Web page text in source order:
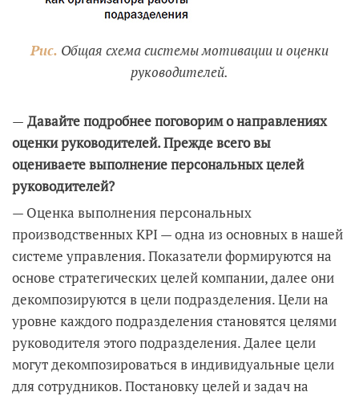
Рис. Общая схема системы мотивации и оценки
руководителей.
— Давайте подробнее поговорим о направлениях
оценки руководителей. Прежде всего вы
оцениваете выполнение персональных целей
руководителей?
— Оценка выполнения персональных
производственных KPI — одна из основных в нашей
системе управления. Показатели формируются на
основе стратегических целей компании, далее они
декомпозируются в цели подразделения. Цели на
уровне каждого подразделения становятся целями
руководителя этого подразделения. Далее цели
могут декомпозироваться в индивидуальные цели
для сотрудников. Постановку целей и задач на